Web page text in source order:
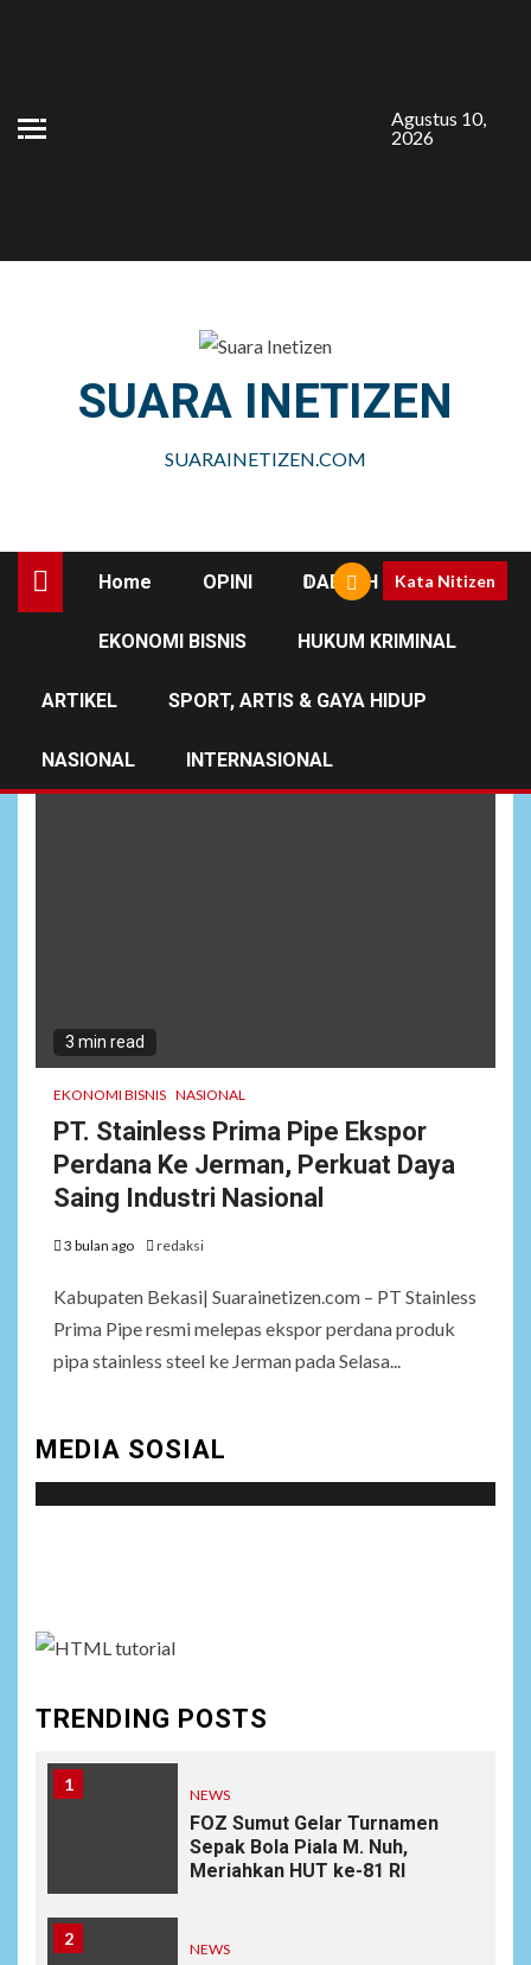
Agustus 10,
2026
SUARA INETIZEN
SUARAINETIZEN.COM
Home OPINI DAERAH
EKONOMI BISNIS HUKUM KRIMINAL
ARTIKEL SPORT, ARTIS & GAYA HIDUP
NASIONAL INTERNASIONAL
Kata Nitizen
3 min read
EKONOMI BISNIS NASIONAL
PT. Stainless Prima Pipe Ekspor
Perdana Ke Jerman, Perkuat Daya
Saing Industri Nasional
3 bulan ago redaksi
Kabupaten Bekasi| Suarainetizen.com – PT Stainless
Prima Pipe resmi melepas ekspor perdana produk
pipa stainless steel ke Jerman pada Selasa...
MEDIA SOSIAL
TRENDING POSTS
1
NEWS
FOZ Sumut Gelar Turnamen
Sepak Bola Piala M. Nuh,
Meriahkan HUT ke-81 RI
2
NEWS